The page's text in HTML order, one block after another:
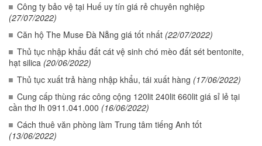
Công ty bảo vệ tại Huế uy tín giá rẻ chuyên nghiệp
(27/07/2022)
Căn hộ The Muse Đà Nẵng giá tốt nhất (22/07/2022)
Thủ tục nhập khẩu đất cát vệ sinh chó mèo đất sét bentonite,
hạt silica (20/06/2022)
Thủ tục xuất trả hàng nhập khẩu, tái xuất hàng (17/06/2022)
Cung cấp thùng rác công cộng 120lit 240lit 660lit giá sỉ lẻ tại
cần thơ lh 0911.041.000 (16/06/2022)
Cách thuê văn phòng làm Trung tâm tiếng Anh tốt
(13/06/2022)